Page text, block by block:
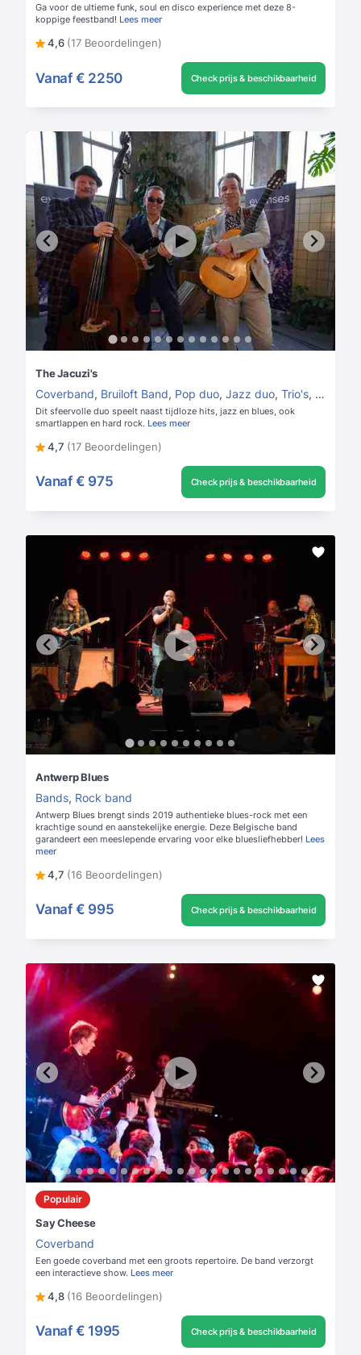
Ga voor de ultieme funk, soul en disco experience met deze 8-
koppige feestband! Lees meer
4,6 (17 Beoordelingen)
Vanaf € 2250 Check prijs & beschikbaarheid
The Jacuzi's
Coverband, Bruiloft Band, Pop duo, Jazz duo, Trio's, Jazz trio
Dit sfeervolle duo speelt naast tijdloze hits, jazz en blues, ook
smartlappen en hard rock. Lees meer
4,7 (17 Beoordelingen)
Vanaf € 975 Check prijs & beschikbaarheid
Antwerp Blues
Bands, Rock band
Antwerp Blues brengt sinds 2019 authentieke blues-rock met een
krachtige sound en aanstekelijke energie. Deze Belgische band
garandeert een meeslepende ervaring voor elke bluesliefhebber! Lees
meer
4,7 (16 Beoordelingen)
Vanaf € 995 Check prijs & beschikbaarheid
Populair
Say Cheese
Coverband
Een goede coverband met een groots repertoire. De band verzorgt
een interactieve show. Lees meer
4,8 (16 Beoordelingen)
Vanaf € 1995 Check prijs & beschikbaarheid